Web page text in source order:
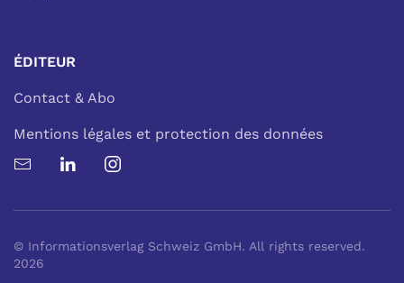
ÉDITEUR
Contact & Abo
Mentions légales et protection des données
© Informationsverlag Schweiz GmbH. All rights reserved.
2026